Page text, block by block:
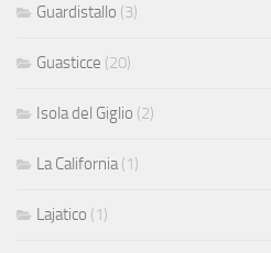
Guardistallo (3)
Guasticce (20)
Isola del Giglio (2)
La California (1)
Lajatico (1)